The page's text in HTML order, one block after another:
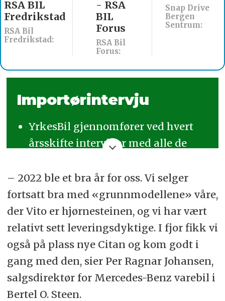
RSA Bil
Fredrikstad:
RSA BIL
Fredrikstad
RSA Bil
Forus:
- RSA
BIL
Forus
Snap Drive
Bergen
Sentrum:
Importørintervju
YrkesBil gjennomfører ved hvert
årsskifte intervjuer med alle de
i Norge.
Alle intervjuene med lastebil- og
varebilimportørene blir publisert
samlet i bladet YrkesBil nr. 1 i
januar.
Intervjuene publiseres også
enkeltvis på YrkesBil.no.
– 2022 ble et bra år for oss. Vi selger
fortsatt bra med «grunnmodellene» våre,
der Vito er hjørnesteinen, og vi har vært
relativt sett leveringsdyktige. I fjor fikk vi
også på plass nye Citan og kom godt i
gang med den, sier Per Ragnar Johansen,
salgsdirektør for Mercedes-Benz varebil i
Bertel O. Steen.